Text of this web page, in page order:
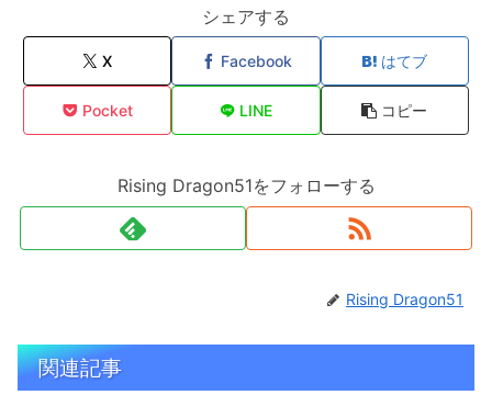
シェアする
X Facebook はてブ
Pocket LINE コピー
Rising Dragon51をフォローする
Rising Dragon51
関連記事